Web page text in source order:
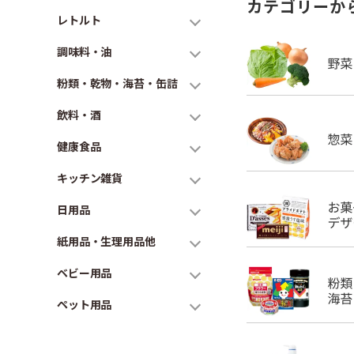
レトルト
調味料・油
粉類・乾物・海苔・缶詰
飲料・酒
健康食品
キッチン雑貨
日用品
紙用品・生理用品他
ベビー用品
ペット用品
カテゴリーか